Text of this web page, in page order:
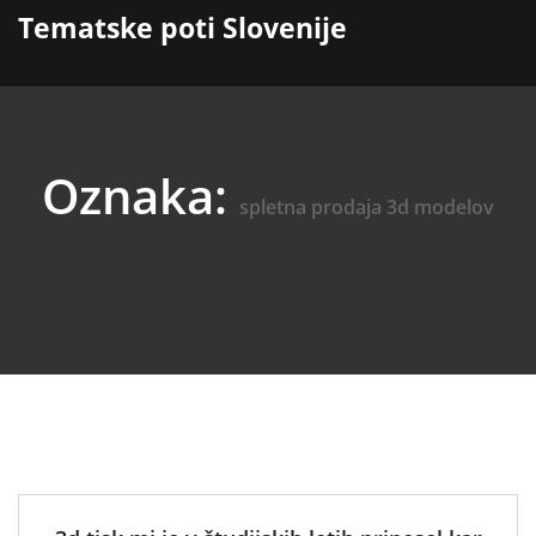
Tematske poti Slovenije
Oznaka: spletna prodaja 3d modelov